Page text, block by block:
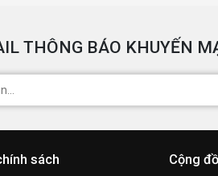
THÔNG BÁO KHUYẾN
sách Cộng